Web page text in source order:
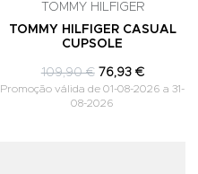
TOMMY HILFIGER
TOMMY HILFIGER CASUAL
CUPSOLE
109,90 € 76,93 €
Promoção válida de 01-08-2026 a 31-
08-2026